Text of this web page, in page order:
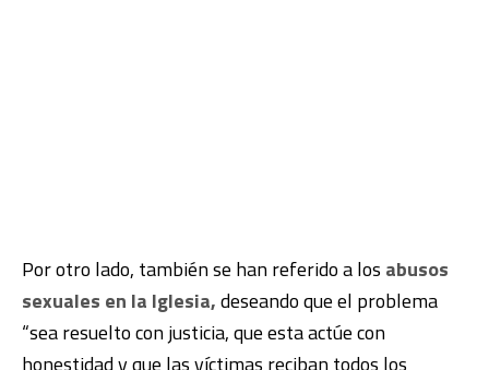
Por otro lado, también se han referido a los abusos
sexuales en la Iglesia,deseando que el problema
“sea resuelto con justicia, que esta actúe con
honestidad y que las víctimas reciban todos los